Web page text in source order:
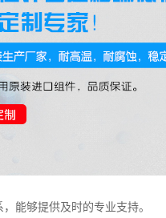
能够提供及时的专业支持。